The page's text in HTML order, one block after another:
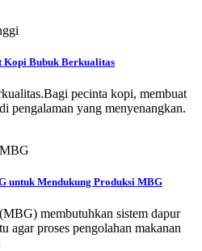
Kopi Bubuk Berkualitas
pecinta kopi, membuat
pengalaman yang menyenangkan.
untuk Mendukung Produksi MBG
membutuhkan sistem dapur
agar proses pengolahan makanan